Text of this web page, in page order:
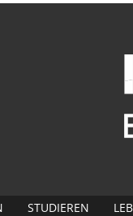
STUDIEREN